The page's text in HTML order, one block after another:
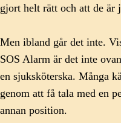
gjort helt rätt och att de är
Men ibland går det inte.
SOS Alarm är det inte
en sjuksköterska. Många
genom att få tala med en
annan position.